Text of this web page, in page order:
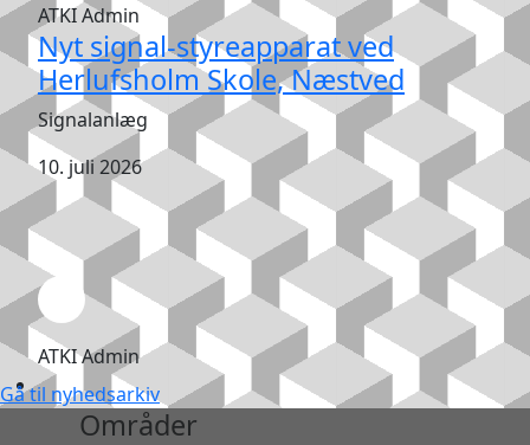
ATKI Admin
Nyt signal-styreapparat ved
Herlufsholm Skole, Næstved
Signalanlæg
10. juli 2026
ATKI Admin
Gå til nyhedsarkiv
Områder